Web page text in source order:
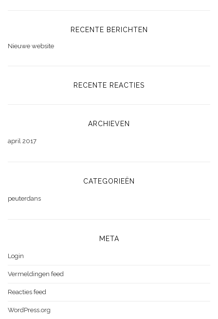
RECENTE BERICHTEN
Nieuwe website
RECENTE REACTIES
ARCHIEVEN
april 2017
CATEGORIEËN
peuterdans
META
Login
Vermeldingen feed
Reacties feed
WordPress.org